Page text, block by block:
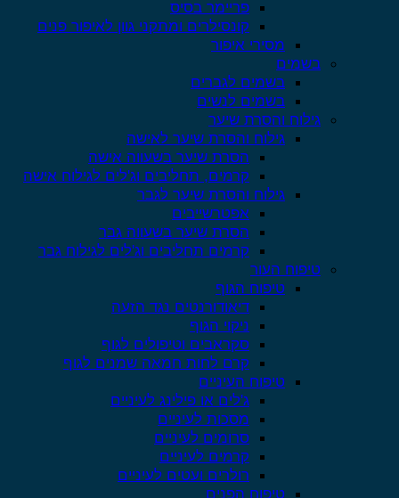
פריימר בסיס
קונסילרים ומתקני גוון לאיפור פנים
מסירי איפור
בשמים
בשמים לגברים
בשמים לנשים
גילוח והסרת שיער
גילוח והסרת שיער לאישה
הסרת שיער בשעווה אישה
קרמים, תחליבים וג'לים לגילוח אישה
גילוח והסרת שיער לגבר
אפטרשייבים
הסרת שיער בשעווה גבר
קרמים תחליבים וג'לים לגילוח גבר
טיפוח העור
טיפוח הגוף
דיאודורנטים נגד הזעה
ניקוי הגוף
סקראבים וטיפולים לגוף
קרם לחות חמאה שמנים לגוף
טיפוח העיניים
ג'לים או פילינג לעיניים
מסכות לעיניים
סרומים לעיניים
קרמים לעיניים
רולרים ועטים לעיניים
טיפוח הפנים